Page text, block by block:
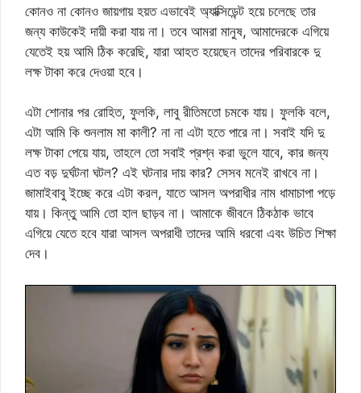
কোন‌ও না কোন‌ও জায়গায় হয়ত এভাবেই অ্যাক্সিডেন্ট হয়ে চলেছে তার
জন্য কাউকেই দায়ী করা যায় না। তবে আমরা মানুষ, আমাদেরকে এগিয়ে
যেতেই হয় আমি ঠিক করেছি, যারা আহত হয়েছেন তাদের পরিবারকে দু
লক্ষ টাকা করে দেওয়া হবে।
এটা শোনার পর রোহিত, ফুলকি, লাবু রীতিমতো চমকে যায়। ফুলকি বলে,
এটা আমি কি শুনলাম মা কালী? না না এটা হতে পারে না। সবাই যদি দু
লক্ষ টাকা পেয়ে যায়, তাহলে তো সবাই প্রশ্ন করা ভুলে যাবে, কার জন্য
এত বড় দুর্ঘটনা ঘটল? এই ঘটনার দায় কার? সেসব মনেই রাখবে না।
জামাইবাবু ইচ্ছে করে এটা করল, যাতে আসল অপরাধীর নাম ধামাচাপা পড়ে
যায়। কিন্তু আমি তো হাল ছাড়ব না। আমাকে জীবনে ঠিকঠাক ভাবে
এগিয়ে যেতে হবে যারা আসল অপরাধী তাদের আমি ধরবো এবং উচিত শিক্ষা
দেব।